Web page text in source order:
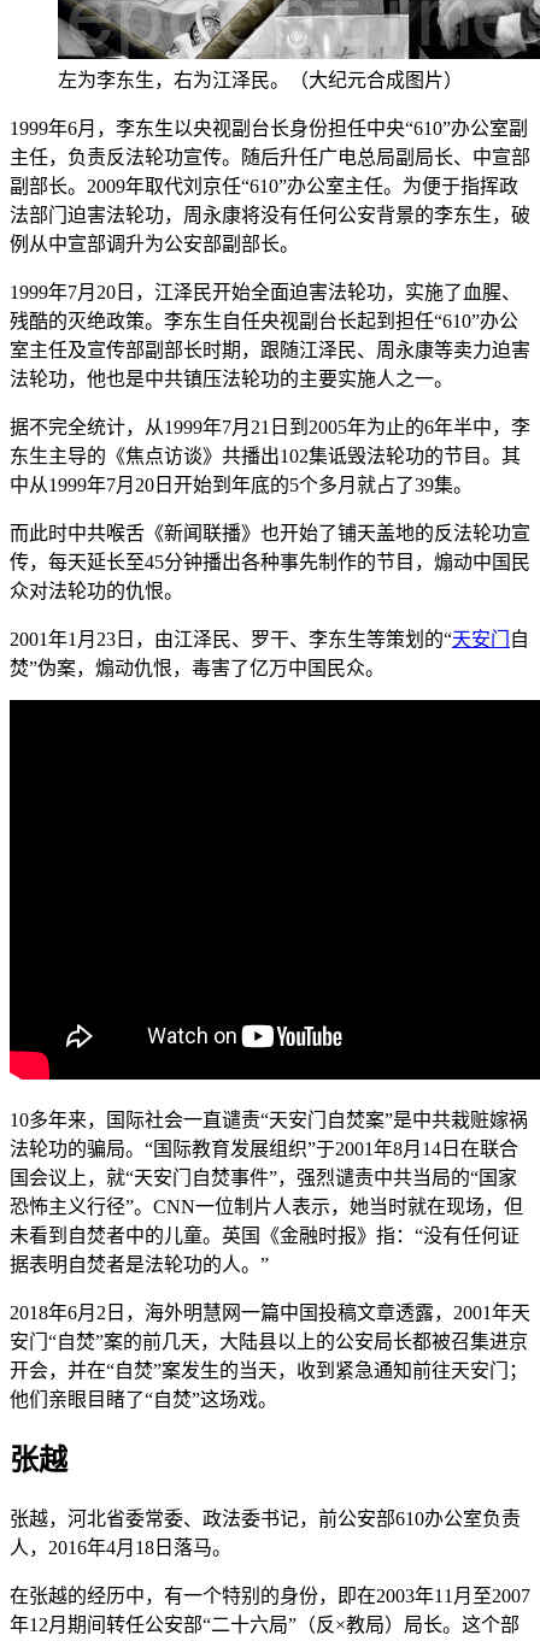
左为李东生，右为江泽民。（大纪元合成图片）
1999年6月，李东生以央视副台长身份担任中央“610”办公室副
主任，负责反法轮功宣传。随后升任广电总局副局长、中宣部
副部长。2009年取代刘京任“610”办公室主任。为便于指挥政
法部门迫害法轮功，周永康将没有任何公安背景的李东生，破
例从中宣部调升为公安部副部长。
1999年7月20日，江泽民开始全面迫害法轮功，实施了血腥、
残酷的灭绝政策。李东生自任央视副台长起到担任“610”办公
室主任及宣传部副部长时期，跟随江泽民、周永康等卖力迫害
法轮功，他也是中共镇压法轮功的主要实施人之一。
据不完全统计，从1999年7月21日到2005年为止的6年半中，李
东生主导的《焦点访谈》共播出102集诋毁法轮功的节目。其
中从1999年7月20日开始到年底的5个多月就占了39集。
而此时中共喉舌《新闻联播》也开始了铺天盖地的反法轮功宣
传，每天延长至45分钟播出各种事先制作的节目，煽动中国民
众对法轮功的仇恨。
2001年1月23日，由江泽民、罗干、李东生等策划的“天安门
自
焚”伪案，煽动仇恨，毒害了亿万中国民众。
10多年来，国际社会一直谴责“天安门自焚案”是中共栽赃嫁祸
法轮功的骗局。“国际教育发展组织”于2001年8月14日在联合
国会议上，就“天安门自焚事件”，强烈谴责中共当局的“国家
恐怖主义行径”。CNN一位制片人表示，她当时就在现场，但
未看到自焚者中的儿童。英国《金融时报》指：“没有任何证
据表明自焚者是法轮功的人。”
2018年6月2日，海外明慧网一篇中国投稿文章透露，2001年天
安门“自焚”案的前几天，大陆县以上的公安局长都被召集进京
开会，并在“自焚”案发生的当天，收到紧急通知前往天安门；
他们亲眼目睹了“自焚”这场戏。
张越
张越，河北省委常委、政法委书记，前公安部610办公室负责
人，2016年4月18日落马。
在张越的经历中，有一个特别的身份，即在2003年11月至2007
年12月期间转任公安部“二十六局”（反×教局）局长。这个部